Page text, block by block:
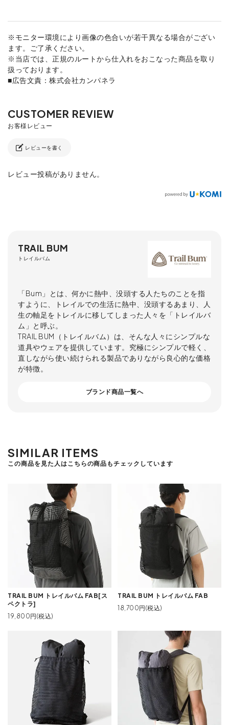
※モニター環境により画像の色合いが若干異なる場合がござい
ます。ご了承ください。
※当店では、正規のルートから仕入れをおこなった商品を取り
扱っております。
■広告文責：株式会社カンパネラ
レビューを書く
レビュー投稿がありません。
TRAIL BUM
トレイルバム
「Bum」とは、何かに熱中、没頭する人たちのことを指
すように、トレイルでの生活に熱中、没頭するあまり、人
生の軸足をトレイルに移してしまった人々を「トレイルバ
ム」と呼ぶ。
TRAIL BUM（トレイルバム）は、そんな人々にシンプルな
道具やウェアを提供しています。究極にシンプルで軽く、
直しながら使い続けられる製品でありながら良心的な価格
が特徴。
ブランド商品一覧へ
SIMILAR ITEMS
この商品を見た人はこちらの商品もチェックしています
TRAIL BUM トレイルバム FAB[ス
ペクトラ]
19,800円(税込)
TRAIL BUM トレイルバム FAB
18,700円(税込)